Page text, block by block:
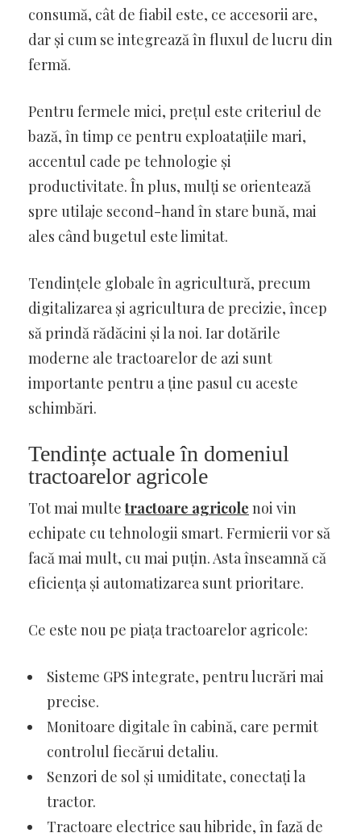
consumă, cât de fiabil este, ce accesorii are,
dar și cum se integrează în fluxul de lucru din
fermă.
Pentru fermele mici, prețul este criteriul de
bază, în timp ce pentru exploatațiile mari,
accentul cade pe tehnologie și
productivitate. În plus, mulți se orientează
spre utilaje second-hand în stare bună, mai
ales când bugetul este limitat.
Tendințele globale în agricultură, precum
digitalizarea și agricultura de precizie, încep
să prindă rădăcini și la noi. Iar dotările
moderne ale tractoarelor de azi sunt
importante pentru a ține pasul cu aceste
schimbări.
Tendințe actuale în domeniul
tractoarelor agricole
Tot mai multetractoare agricole noi vin
echipate cu tehnologii smart. Fermierii vor să
facă mai mult, cu mai puțin. Asta înseamnă că
eficiența și automatizarea sunt prioritare.
Ce este nou pe piața tractoarelor agricole:
Sisteme GPS integrate, pentru lucrări mai
precise.
Monitoare digitale în cabină, care permit
controlul fiecărui detaliu.
Senzori de sol și umiditate, conectați la
tractor.
Tractoare electrice sau hibride, în fază de